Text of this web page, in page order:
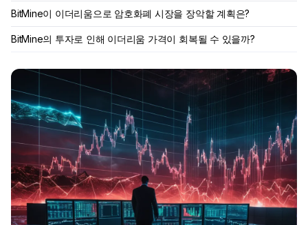
BitMine이 이더리움으로 암호화폐 시장을 장악할 계획은?
BitMine의 투자로 인해 이더리움 가격이 회복될 수 있을까?